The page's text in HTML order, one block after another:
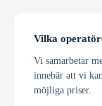
Vilka
Vi samarbetar
innebär att vi
möjliga priser.